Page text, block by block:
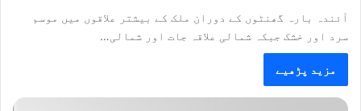
آئندہ بارہ گھنٹوں کے دوران ملک کے بیشتر علاقوں میں موسم
سرد اور خشک جبکہ شمالی علاقہ جات اور شمالی…
مزید پڑھیے